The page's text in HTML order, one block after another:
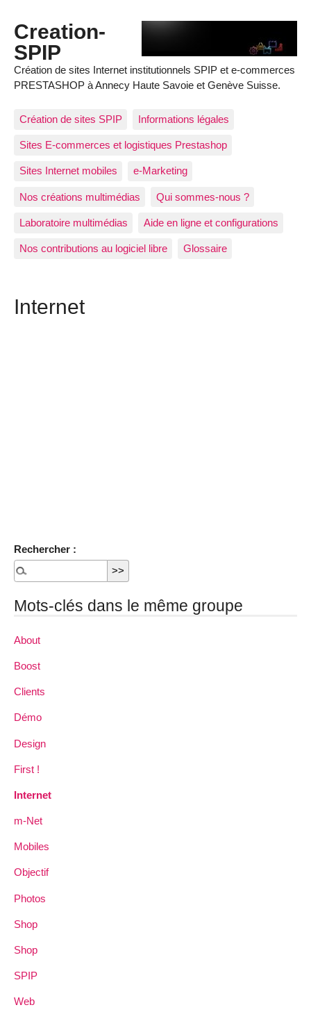
Creation-
SPIP
Création de sites Internet institutionnels SPIP et e-commerces
PRESTASHOP à Annecy Haute Savoie et Genève Suisse.
Création de sites SPIP Informations légales
Sites E-commerces et logistiques Prestashop
Sites Internet mobiles e-Marketing
Nos créations multimédias Qui sommes-nous ?
Laboratoire multimédias Aide en ligne et configurations
Nos contributions au logiciel libre Glossaire
Internet
Rechercher :
Mots-clés dans le même groupe
About
Boost
Clients
Démo
Design
First !
Internet
m-Net
Mobiles
Objectif
Photos
Shop
Shop
SPIP
Web